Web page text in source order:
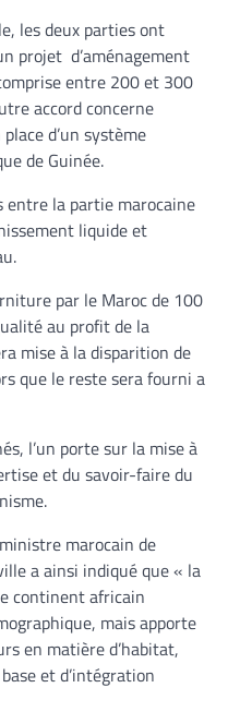
les deux parties ont
projet d’aménagement
entre 200 et 300
accord concerne
d’un système
de Guinée.
entre la partie marocaine
liquide et
par le Maroc de 100
au profit de la
mise à la disparition de
que le reste sera fourni a
l’un porte sur la mise à
et du savoir-faire du
marocain de
a ainsi indiqué que « la
continent africain
mais apporte
en matière d’habitat,
et d’intégration